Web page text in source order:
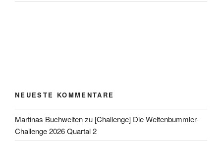
NEUESTE KOMMENTARE
Martinas Buchweltenzu [Challenge] Die Weltenbummler-
Challenge 2026 Quartal 2